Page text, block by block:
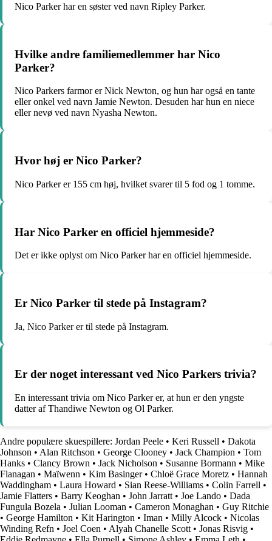
Nico Parker har en søster ved navn Ripley Parker.
Hvilke andre familiemedlemmer har Nico
Parker?
Nico Parkers farmor er Nick Newton, og hun har også en tante
eller onkel ved navn Jamie Newton. Desuden har hun en niece
eller nevø ved navn Nyasha Newton.
Hvor høj er Nico Parker?
Nico Parker er 155 cm høj, hvilket svarer til 5 fod og 1 tomme.
Har Nico Parker en officiel hjemmeside?
Det er ikke oplyst om Nico Parker har en officiel hjemmeside.
Er Nico Parker til stede på Instagram?
Ja, Nico Parker er til stede på Instagram.
Er der noget interessant ved Nico Parkers trivia?
En interessant trivia om Nico Parker er, at hun er den yngste
datter af Thandiwe Newton og Ol Parker.
Andre populære skuespillere: Jordan Peele • Keri Russell • Dakota
Johnson • Alan Ritchson • George Clooney • Jack Champion • Tom
Hanks • Clancy Brown • Jack Nicholson • Susanne Bormann • Mike
Flanagan • Maïwenn • Kim Basinger• Chloë Grace Moretz • Hannah
Waddingham • Laura Howard • Sian Reese-Williams • Colin Farrell •
Jamie Flatters • Barry Keoghan • John Jarratt • Joe Lando • Dada
Fungula Bozela • Julian Looman • Cameron Monaghan • Guy Ritchie
• George Hamilton • Kit Harington • Iman • Milly Alcock • Nicolas
Winding Refn • Joel Coen • Alyah Chanelle Scott • Jonas Risvig •